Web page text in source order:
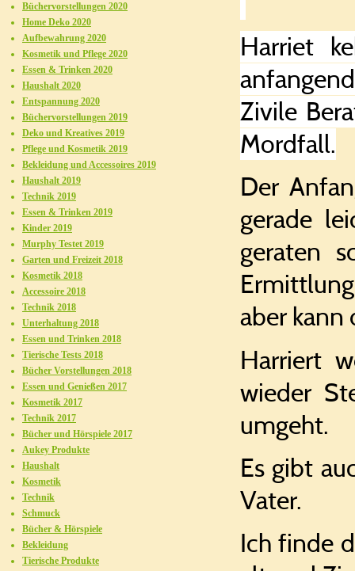
Harriet
Zivile
Mordfall.
Der
gerade
geraten
aber kann
Harriert
wieder
umgeht.
Es gibt
Vater.
Ich finde
Büchervorstellungen 2020
Home Deko 2020
Aufbewahrung 2020
Kosmetik und Pflege 2020
Essen & Trinken 2020
Haushalt 2020
Entspannung 2020
Büchervorstellungen 2019
Deko und Kreatives 2019
Pflege und Kosmetik 2019
Bekleidung und Accessoires 2019
Haushalt 2019
Technik 2019
Essen & Trinken 2019
Kinder 2019
Murphy Testet 2019
Garten und Freizeit 2018
Kosmetik 2018
Accessoire 2018
Technik 2018
Unterhaltung 2018
Essen und Trinken 2018
Tierische Tests 2018
Bücher Vorstellungen 2018
Essen und Genießen 2017
Kosmetik 2017
Technik 2017
Bücher und Hörspiele 2017
Aukey Produkte
Haushalt
Kosmetik
Technik
Schmuck
Bücher & Hörspiele
Bekleidung
Tierische Produkte